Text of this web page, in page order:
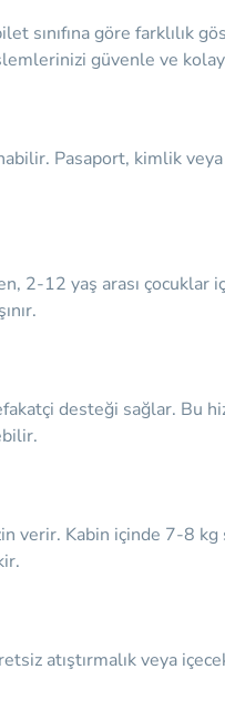
sınıfına göre farklılık
güvenle ve
Pasaport, kimlik
2-12 yaş arası
desteği sağlar. Bu
verir. Kabin içinde 7-8
atıştırmalık veya